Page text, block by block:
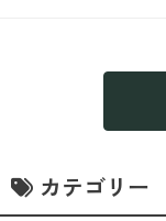
カテゴリー